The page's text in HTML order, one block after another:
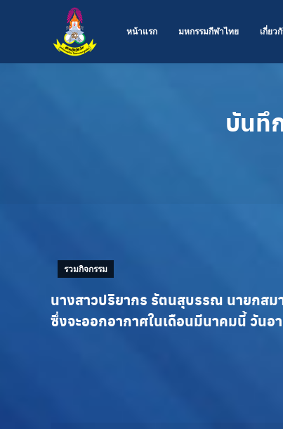
หน้าแรก มหกรรมกีฬาไทย เกี่ยว
บันทึ
รวมกิจกรรม
นางสาวปริยากร รัตนสุบรรณ นายกส
ซึ่งจะออกอากาศในเดือนมีนาคมนี้ วัน